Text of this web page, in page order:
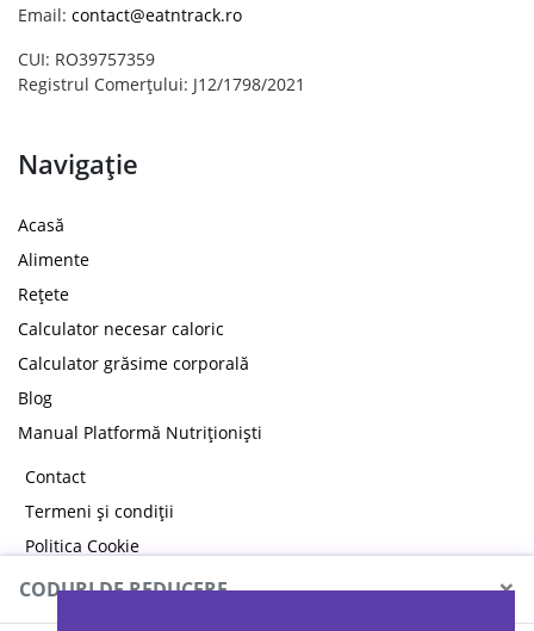
Email: contact@eatntrack.ro
CUI: RO39757359
Registrul Comerțului: J12/1798/2021
Navigație
Acasă
Alimente
Rețete
Calculator necesar caloric
Calculator grăsime corporală
Blog
Manual Platformă Nutriționiști
Contact
Termeni și condiții
Politica Cookie
Politica de confidențialitate
CODURI DE REDUCERE ×